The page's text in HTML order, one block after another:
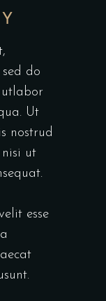
do
Ut
nostrud
ut
esse